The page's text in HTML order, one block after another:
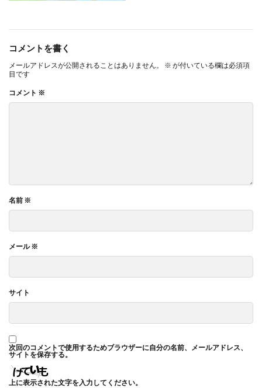
コメントを書く
メールアドレスが公開されることはありません。 ※ が付いている欄は必須項
目です
コメント ※
名前 ※
メール※
サイト
次回のコメントで使用するためブラウザーに自分の名前、メールアドレス、
サイトを保存する。
上に表示された文字を入力してください。